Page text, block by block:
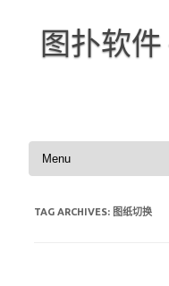
图扑软
TAG ARCHIVES: 图纸切换